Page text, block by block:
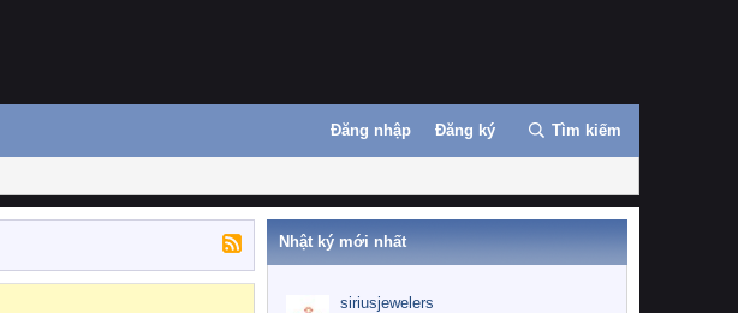
Đăng nhập Đăng ký Tìm kiếm
Nhật ký mới nhất
siriusjewelers